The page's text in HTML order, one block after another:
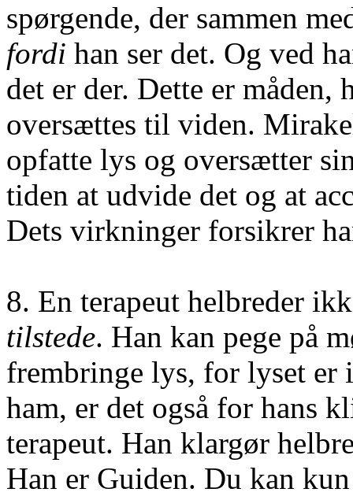
spørgende, der sammen
fordi han ser det. Og ved
det er der. Dette er
oversættes til viden.
opfatte lys og oversætter
tiden at udvide det og at
Dets virkninger forsikrer
8. En terapeut helbreder
tilstede. Han kan pege på
frembringe lys, for lyset
ham, er det også for hans
terapeut. Han klargør
Han er Guiden. Du kan